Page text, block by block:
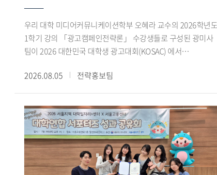
우리 대학 미디어커뮤니케이션학부 오혜라 교수의 2026학년
1학기 강의 「광고캠페인전략론」 수강생들로 구성된 광미사
팀이 2026 대한민국 대학생 광고대회(KOSAC) 에서
는 문화체육관광부가 주최하고 한국광고총연합회가 주관하는
지도교수와 함께 주제에 맞는 광고 캠페인 기획서를 제작해
경쟁한다.삼성화재의 후원으로 열린 이번 대회는 2030세대의
일상에 보험을 더하다 를 주제로 진행됐다. 광미사팀은
수업에서 수행한 팀 프로젝트를 발전시켜 공모전에
출품했으며, 보험 시장이 꾸준히 성장하는 가운데 2030세대의
신규 가입은 감소하고 있다는 점에 주목해 캠페인 전략을
2026.08.05 전략홍보팀